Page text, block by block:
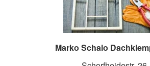
Marko Schalo